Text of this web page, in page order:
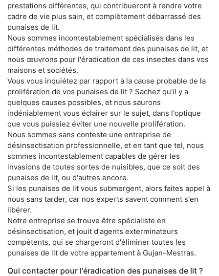
prestations différentes, qui contribueront à rendre votre
cadre de vie plus sain, et complètement débarrassé des
punaises de lit.
Nous sommes incontestablement spécialisés dans les
différentes méthodes de traitement des punaises de lit, et
nous œuvrons pour l'éradication de ces insectes dans vos
maisons et sociétés.
Vous vous inquiétez par rapport à la cause probable de la
prolifération de vos punaises de lit ? Sachez qu'il y a
quelques causes possibles, et nous saurons
indéniablement vous éclairer sur le sujet, dans l'optique
que vous puissiez éviter une nouvelle prolifération.
Nous sommes sans conteste une entreprise de
désinsectisation professionnelle, et en tant que tel, nous
sommes incontestablement capables de gérer les
invasions de toutes sortes de nuisibles, que ce soit des
punaises de lit, ou d'autres encore.
Si les punaises de lit vous submergent, alors faites appel à
nous sans tarder, car nos experts savent comment s'en
libérer.
Notre entreprise se trouve être spécialiste en
désinsectisation, et jouit d'agents exterminateurs
compétents, qui se chargeront d'éliminer toutes les
punaises de lit de votre appartement à Gujan-Mestras.
Qui contacter pour l'éradication des punaises de lit ?